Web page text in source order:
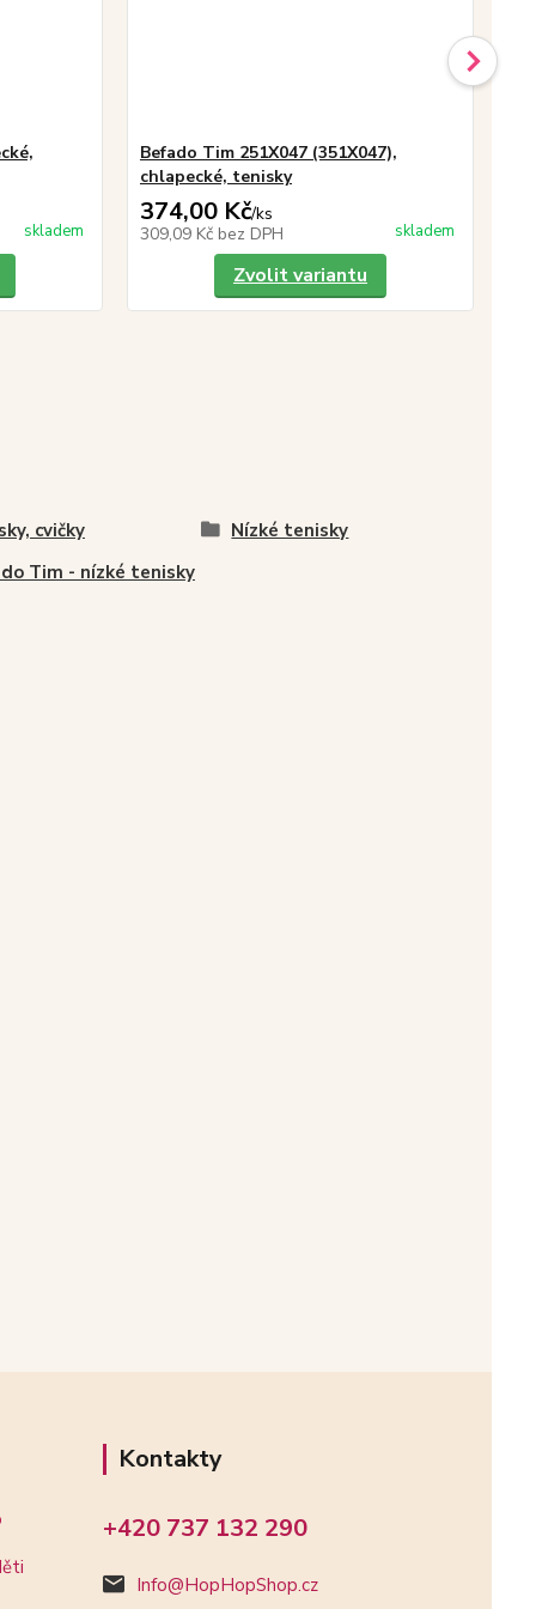
skladem
Befado Tim 251X047 (351X047),
chlapecké, tenisky
374,00 Kč/ks
309,09 Kč bez DPH skladem
Zvolit variantu
cvičky
Nízké tenisky
Tim - nízké tenisky
Kontakty
+420 737 132 290
Info@HopHopShop.cz